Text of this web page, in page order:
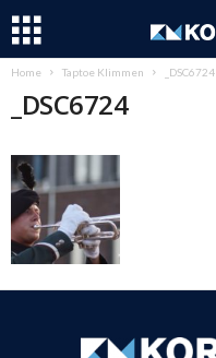
Home Taptoe Klimmen _DSC6724
_DSC6724